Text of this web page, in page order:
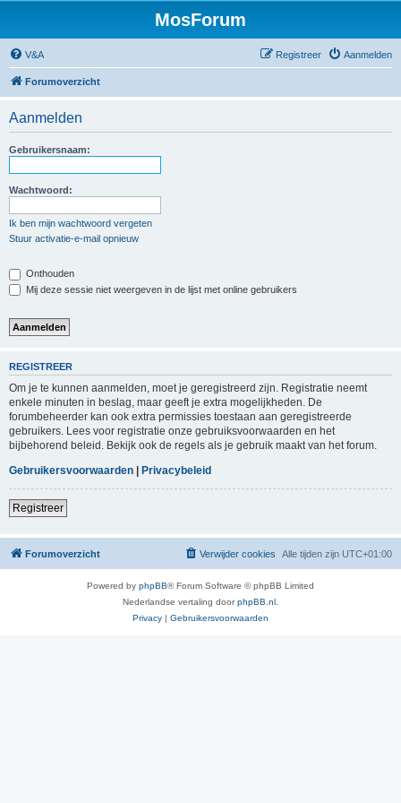
MosForum
V&A Aanmelden
Registreer
Forumoverzicht
Aanmelden
Gebruikersnaam:
Wachtwoord:
Ik ben mijn wachtwoord vergeten
Stuur activatie-e-mail opnieuw
Onthouden
Mij deze sessie niet weergeven in de lijst met online gebruikers
REGISTREER
Om je te kunnen aanmelden, moet je geregistreerd zijn. Registratie neemt
enkele minuten in beslag, maar geeft je extra mogelijkheden. De
forumbeheerder kan ook extra permissies toestaan aan geregistreerde
gebruikers. Lees voor registratie onze gebruiksvoorwaarden en het
bijbehorend beleid. Bekijk ook de regels als je gebruik maakt van het forum.
Gebruikersvoorwaarden | Privacybeleid
Registreer
Forumoverzicht Alle tijden zijn UTC+01:00
Verwijder cookies
Powered by phpBB® Forum Software © phpBB Limited
Nederlandse vertaling doorphpBB.nl
Privacy | Gebruikersvoorwaarden